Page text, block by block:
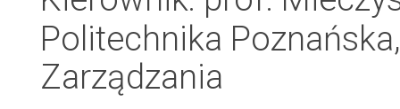
Politechnika
Zarządzania